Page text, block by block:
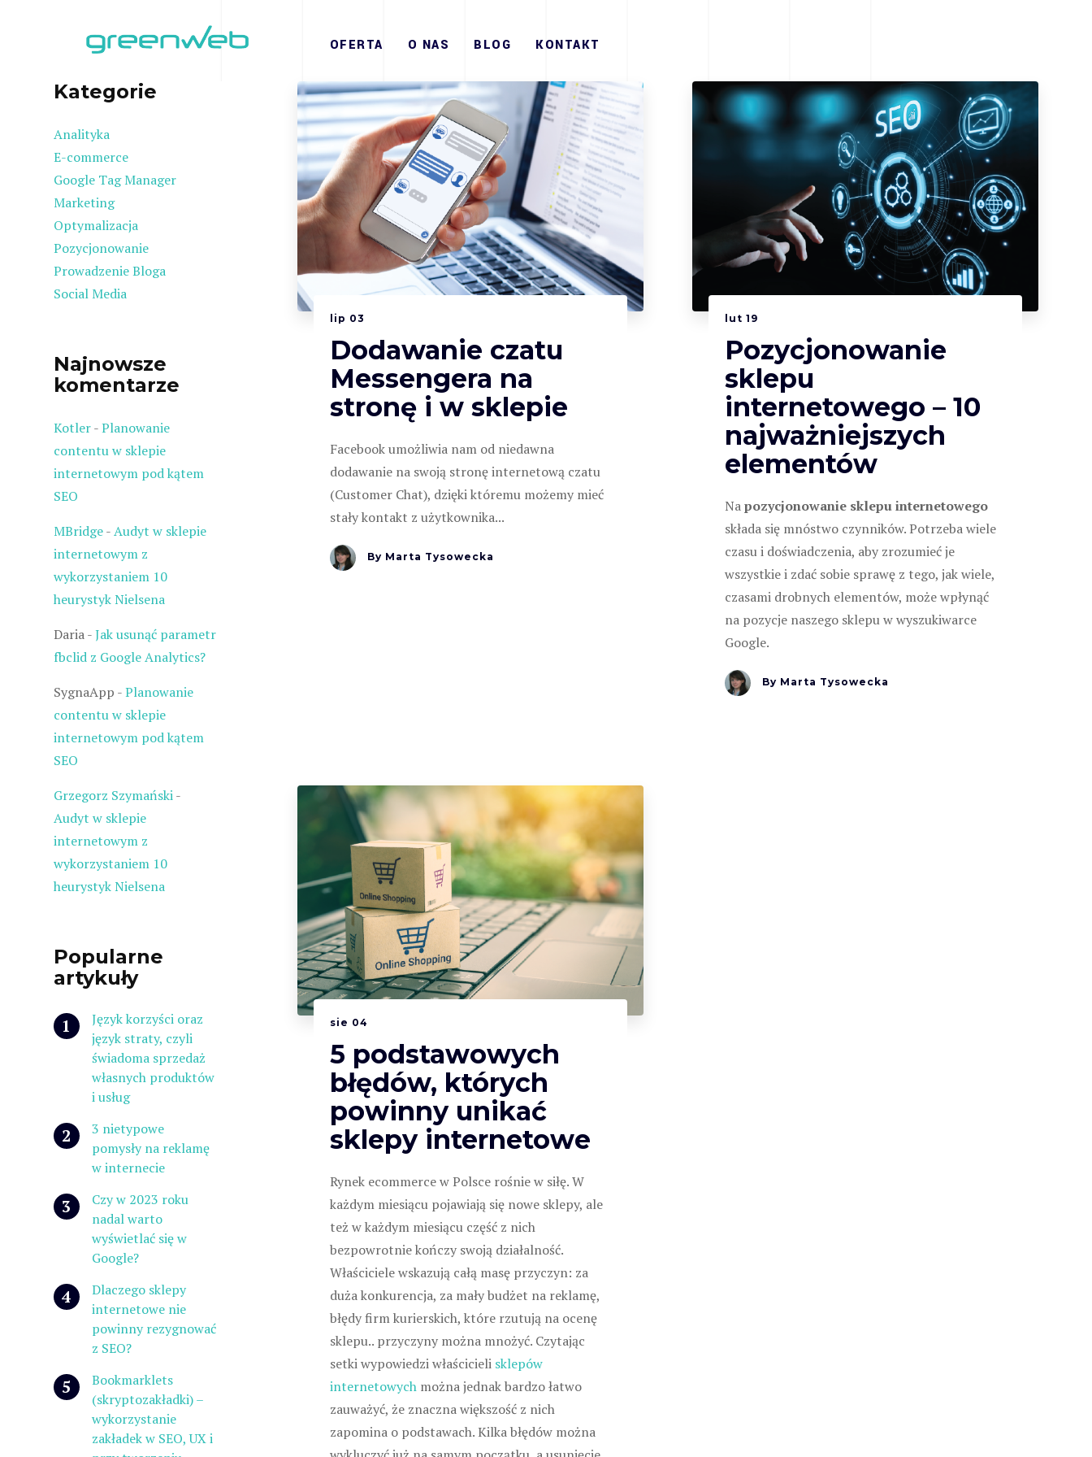
OFERTA O NAS BLOG KONTAKT
lip 03
Dodawanie czatu
Messengera na
stronę i w sklepie
Facebook umożliwia nam od niedawna
dodawanie na swoją stronę internetową czatu
(Customer Chat), dzięki któremu możemy mieć
stały kontakt z użytkownika...
By Marta Tysowecka
lut 19
Pozycjonowanie
sklepu
internetowego – 10
najważniejszych
elementów
Napozycjonowanie sklepu internetowego
składa się mnóstwo czynników. Potrzeba wiele
czasu i doświadczenia, aby zrozumieć je
wszystkie i zdać sobie sprawę z tego, jak wiele,
czasami drobnych elementów, może wpłynąć
na pozycje naszego sklepu w wyszukiwarce
Google.
By Marta Tysowecka
sie 04
5 podstawowych
błędów, których
powinny unikać
sklepy internetowe
Rynek ecommerce w Polsce rośnie w siłę. W
każdym miesiącu pojawiają się nowe sklepy, ale
też w każdym miesiącu część z nich
bezpowrotnie kończy swoją działalność.
Właściciele wskazują całą masę przyczyn: za
duża konkurencja, za mały budżet na reklamę,
błędy firm kurierskich, które rzutują na ocenę
sklepu.. przyczyny można mnożyć. Czytając
setki wypowiedzi właścicieli sklepów
internetowychmożna jednak bardzo łatwo
zauważyć, że znaczna większość z nich
zapomina o podstawach. Kilka błędów można
Kategorie
Analityka
E-commerce
Google Tag Manager
Marketing
Optymalizacja
Pozycjonowanie
Prowadzenie Bloga
Social Media
Najnowsze
komentarze
Kotler-Planowanie
contentu w sklepie
internetowym pod kątem
SEO
MBridge-Audyt w sklepie
internetowym z
wykorzystaniem 10
heurystyk Nielsena
Daria-Jak usunąć parametr
fbclid z Google Analytics?
SygnaApp -Planowanie
contentu w sklepie
internetowym pod kątem
SEO
Grzegorz Szymański-
Audyt w sklepie
internetowym z
wykorzystaniem 10
heurystyk Nielsena
Popularne
artykuły
Język korzyści oraz
język straty, czyli
świadoma sprzedaż
własnych produktów
i usług
3 nietypowe
pomysły na reklamę
w internecie
Czy w 2023 roku
nadal warto
wyświetlać się w
Google?
Dlaczego sklepy
internetowe nie
powinny rezygnować
z SEO?
Bookmarklets
(skryptozakładki) –
wykorzystanie
zakładek w SEO, UX i